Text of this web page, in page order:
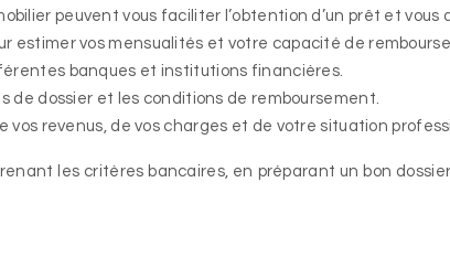
peuvent vous faciliter l’obtention d’un prêt et
estimer vos mensualités et votre capacité de
banques et institutions financières.
de dossier et les conditions de remboursement.
revenus, de vos charges et de votre situation
les critères bancaires, en préparant un bon